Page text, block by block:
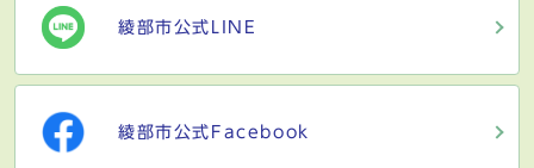
綾部市公式LINE
綾部市公式Facebook